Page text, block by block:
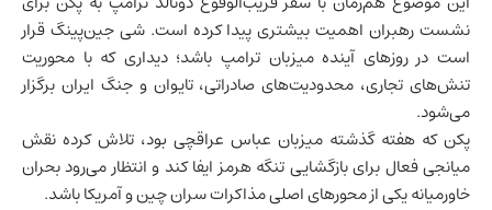
نشست رهبران اهمیت بیشتری پیدا کرده است. شی جین‌پینگ قرار
است در روزهای آینده میزبان ترامپ باشد؛ دیداری که با محوریت
تنش‌های تجاری، محدودیت‌های صادراتی،تایوان و جنگ ایران برگزار
می‌شود.
پکن که هفته گذشته میزبان عباس عراقچی بود، تلاش کرده نقش
میانجی فعال برای بازگشایی تنگه هرمز ایفا کند و انتظار می‌رود بحران
خاورمیانه یکی از محورهای اصلی مذاکرات سران چین و آمریکا باشد.